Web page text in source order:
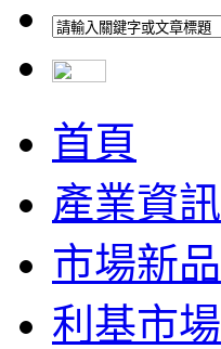
首頁
產業資訊
市場新品
利基市場